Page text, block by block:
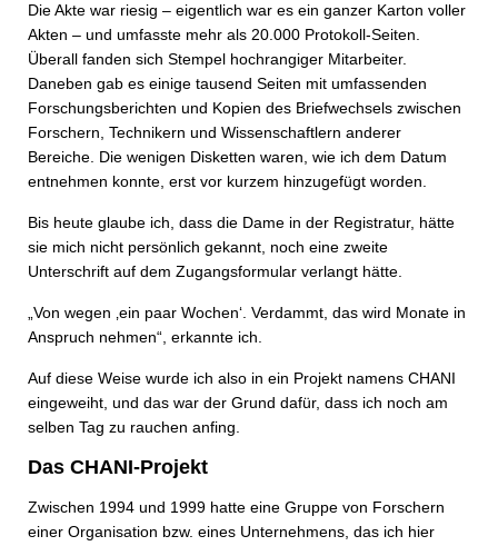
Die Akte war riesig – eigentlich war es ein ganzer Karton voller
Akten – und umfasste mehr als 20.000 Protokoll-Seiten.
Überall fanden sich Stempel hochrangiger Mitarbeiter.
Daneben gab es einige tausend Seiten mit umfassenden
Forschungsberichten und Kopien des Briefwechsels zwischen
Forschern, Technikern und Wissenschaftlern anderer
Bereiche. Die wenigen Disketten waren, wie ich dem Datum
entnehmen konnte, erst vor kurzem hinzugefügt worden.
Bis heute glaube ich, dass die Dame in der Registratur, hätte
sie mich nicht persönlich gekannt, noch eine zweite
Unterschrift auf dem Zugangsformular verlangt hätte.
„Von wegen ‚ein paar Wochen‘. Verdammt, das wird Monate in
Anspruch nehmen“, erkannte ich.
Auf diese Weise wurde ich also in ein Projekt namens CHANI
eingeweiht, und das war der Grund dafür, dass ich noch am
selben Tag zu rauchen anfing.
Das CHANI-Projekt
Zwischen 1994 und 1999 hatte eine Gruppe von Forschern
einer Organisation bzw. eines Unternehmens, das ich hier